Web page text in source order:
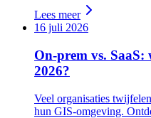
Lees meer
16 juli 2026
On-prem vs.
2026?
Veel organisaties
hun GIS-omgeving.